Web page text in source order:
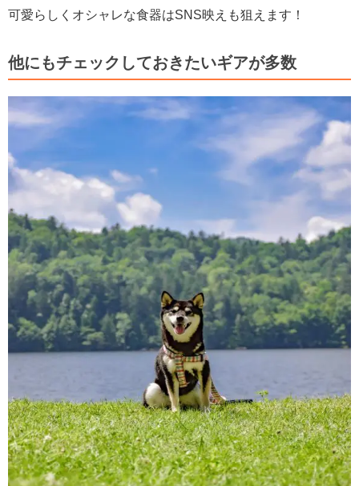
可愛らしくオシャレな食器はSNS映えも狙えます！
他にもチェックしておきたいギアが多数